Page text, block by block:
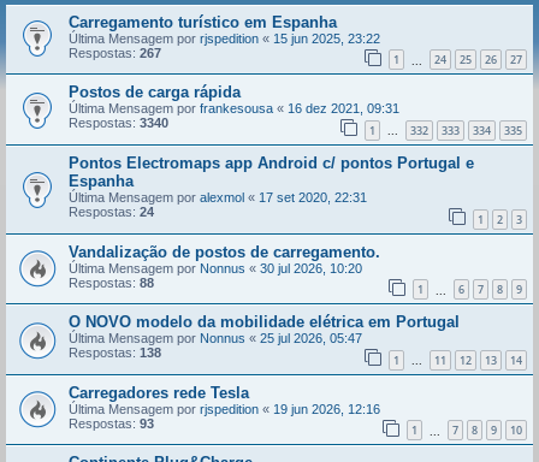
Carregamento turístico em Espanha
Última Mensagem por rjspedition « 15 jun 2025, 23:22
Respostas: 267 1 24 25 26 27
Postos de carga rápida
Última Mensagem por frankesousa « 16 dez 2021, 09:31
Respostas: 3340 1 ... 332 333 334 335
Pontos Electromaps app Android c/ pontos Portugal e
Espanha
Última Mensagem por alexmol « 17 set 2020, 22:31
Respostas: 24 1 2 3
Vandalização de postos de carregamento.
Última Mensagem por Nonnus « 30 jul 2026, 10:20
Respostas: 88 1 6 7 8 9
O NOVO modelo da mobilidade elétrica em Portugal
Última Mensagem por Nonnus « 25 jul 2026, 05:47
Respostas: 138 1 ... 11 12 13 14
Carregadores rede Tesla
Última Mensagem por rjspedition « 19 jun 2026, 12:16
Respostas: 93 1 7 8 9 10